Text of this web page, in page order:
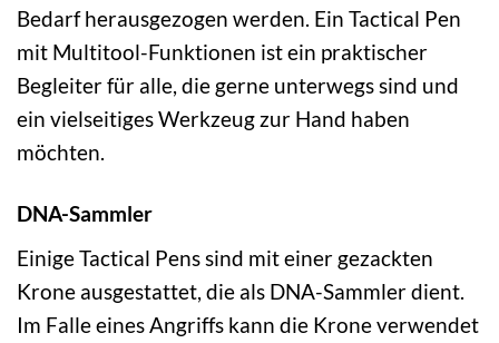
Bedarf herausgezogen werden. Ein Tactical Pen
mit Multitool-Funktionen ist ein praktischer
Begleiter für alle, die gerne unterwegs sind und
ein vielseitiges Werkzeug zur Hand haben
möchten.
DNA-Sammler
Einige Tactical Pens sind mit einer gezackten
Krone ausgestattet, die als DNA-Sammler dient.
Im Falle eines Angriffs kann die Krone verwendet